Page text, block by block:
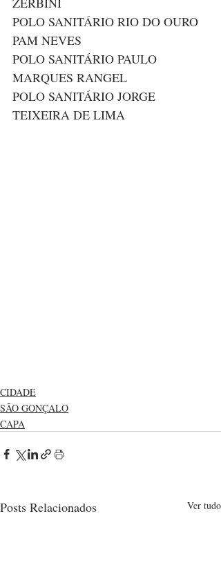
POLO SANITÁRIO RIO DO OURO
PAM NEVES
POLO SANITÁRIO PAULO
MARQUES RANGEL
POLO SANITÁRIO JORGE
TEIXEIRA DE LIMA
CIDADE
SÃO GONÇALO
CAPA
Posts Relacionados Ver tudo